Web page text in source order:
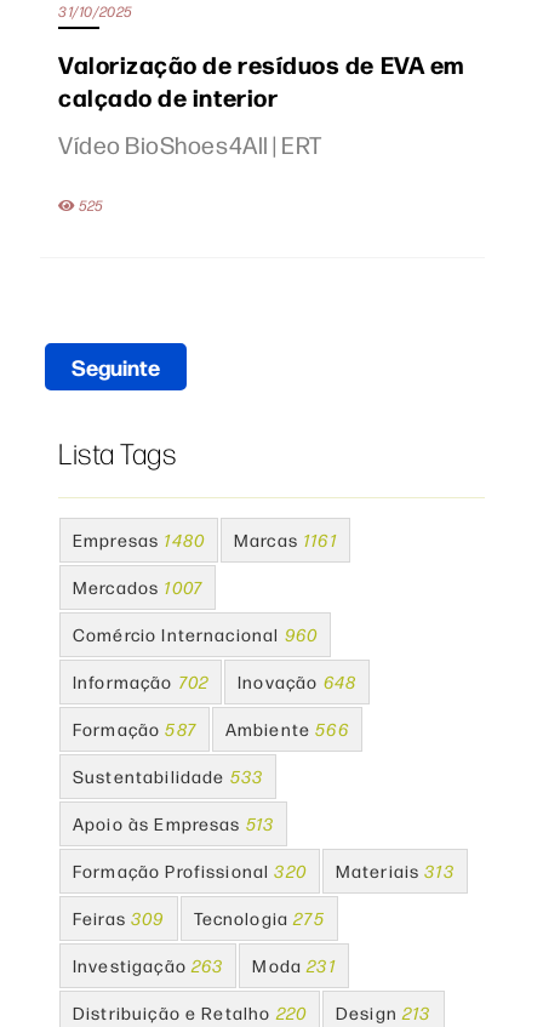
31/10/2025
Valorização de resíduos de EVA em
calçado de interior
Vídeo BioShoes4All | ERT
525
Seguinte
Lista Tags
Empresas 1480 Marcas 1161
Mercados 1007
Comércio Internacional 960
Informação 702 Inovação 648
Formação 587 Ambiente 566
Sustentabilidade 533
Apoio às Empresas 513
Formação Profissional 320 Materiais 313
Feiras 309 Tecnologia 275
Investigação 263 Moda 231
Distribuição e Retalho 220 Design 213